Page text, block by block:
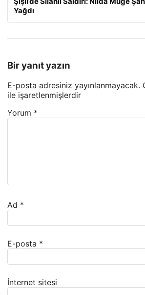
Yağdı
Bir yanıt yazın
E-posta adresiniz yayınlanmayacak.
ile işaretlenmişlerdir
Yorum *
Ad *
E-posta *
İnternet sitesi